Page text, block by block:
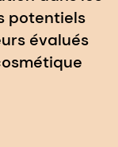
potentiels
évalués